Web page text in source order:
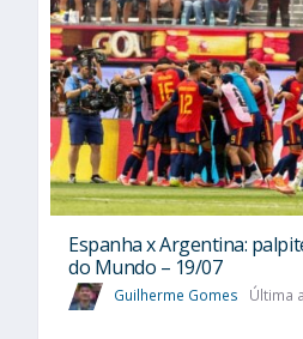
Espanha x Argentina:
do Mundo – 19/07
Guilherme Gomes Última